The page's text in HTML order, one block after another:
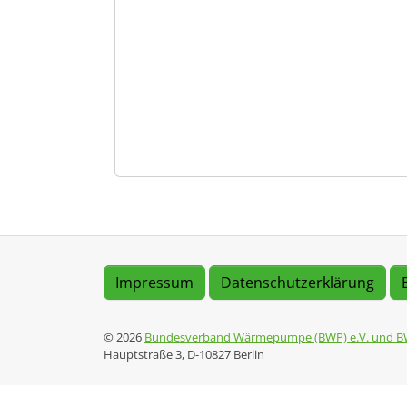
Impressum Datenschutzerklärung
© 2026 Bundesverband Wärmepumpe (BWP) e.V. und
Hauptstraße 3, D-10827 Berlin